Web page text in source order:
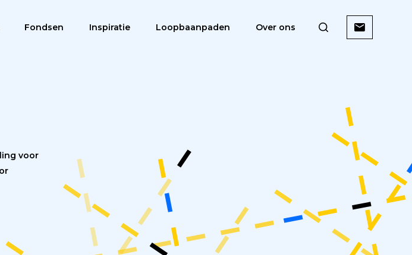
Fondsen Inspiratie Loopbaanpaden Over ons
voor